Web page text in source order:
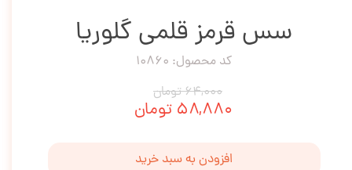
سس قرمز قلمی گلوریا
کد محصول: 10860
۶۴,۰۰۰ تومان
۵۸,۸۸۰ تومان
افزودن به سبد خرید